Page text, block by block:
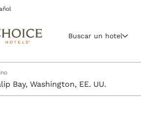
Región y
México
Buscar un hotel